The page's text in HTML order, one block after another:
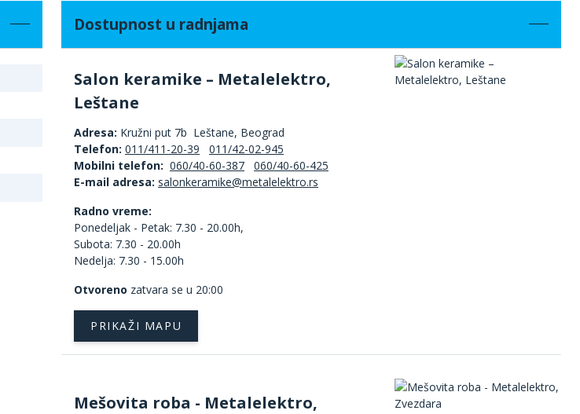
Dostupnost u radnjama
Salon keramike – Metalelektro,
Leštane
Adresa: Kružni put 7b Leštane, Beograd
Telefon: 011/411-20-39
011/42-02-945
Mobilni telefon: 060/40-60-387
060/40-60-425
E-mail adresa:
Radno vreme:
Ponedeljak - Petak: 7.30 - 20.00h,
Subota: 7.30 - 20.00h
Nedelja: 7.30 - 15.00h
Otvoreno zatvara se u 20:00
PRIKAŽI MAPU
Mešovita roba - Metalelektro,